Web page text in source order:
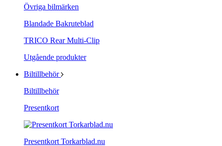
Övriga bilmärken
Blandade Bakruteblad
TRICO Rear Multi-Clip
Utgående produkter
Biltillbehör
Biltillbehör
Presentkort
Presentkort Torkarblad.nu